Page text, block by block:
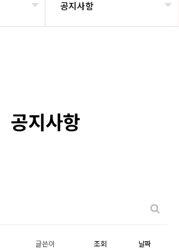
공지사항
공지사항
글쓴이 조회 날짜